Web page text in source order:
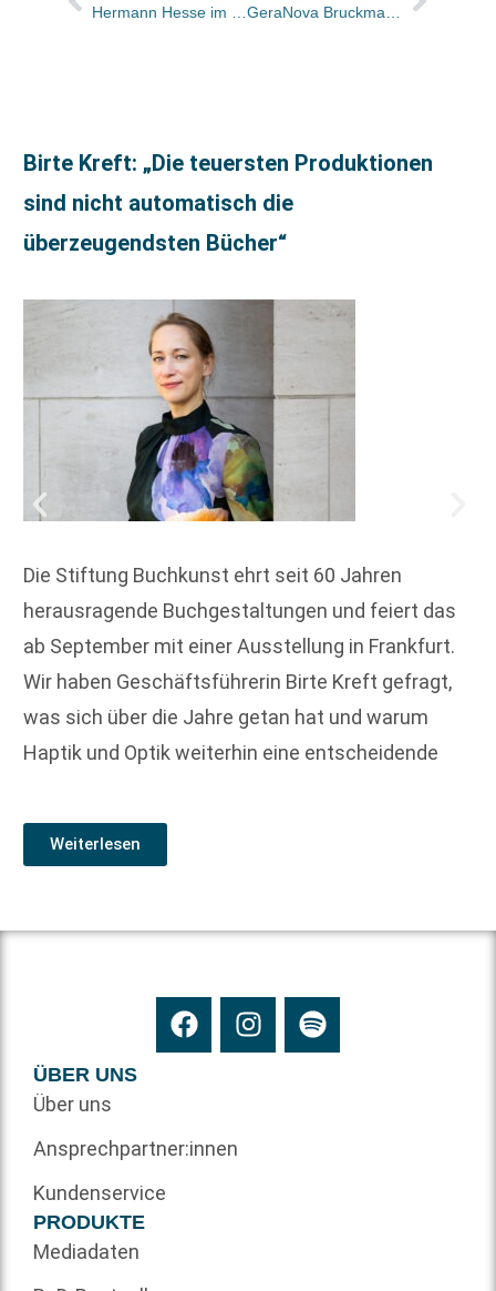
Hermann Hesse im Literaturhaus Berlin
GeraNova Bruckmann: Henry Allgaier folgt auf Clemens Hahn
Birte Kreft: „Die teuersten Produktionen
sind nicht automatisch die
überzeugendsten Bücher“
Die Stiftung Buchkunst ehrt seit 60 Jahren
herausragende Buchgestaltungen und feiert das
ab September mit einer Ausstellung in Frankfurt.
Wir haben Geschäftsführerin Birte Kreft gefragt,
was sich über die Jahre getan hat und warum
Haptik und Optik weiterhin eine entscheidende
Weiterlesen
ÜBER UNS
Über uns
Ansprechpartner:innen
Kundenservice
PRODUKTE
Mediadaten